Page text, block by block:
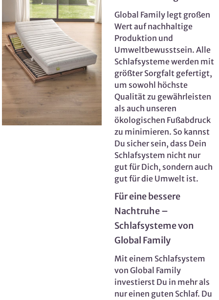
Global Family legt großen
Wert auf nachhaltige
Produktion und
Umweltbewusstsein. Alle
Schlafsysteme werden mit
größter Sorgfalt gefertigt,
um sowohl höchste
Qualität zu gewährleisten
als auch unseren
ökologischen Fußabdruck
zu minimieren. So kannst
Du sicher sein, dass Dein
Schlafsystem nicht nur
gut für Dich, sondern auch
gut für die Umwelt ist.
Für eine bessere
Nachtruhe –
Schlafsysteme von
Global Family
Mit einem Schlafsystem
von Global Family
investierst Du in mehr als
nur einen guten Schlaf. Du